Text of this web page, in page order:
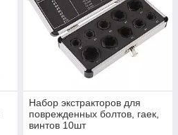
Набор экстракторов для
поврежденных болтов, гаек,
винтов 10шт